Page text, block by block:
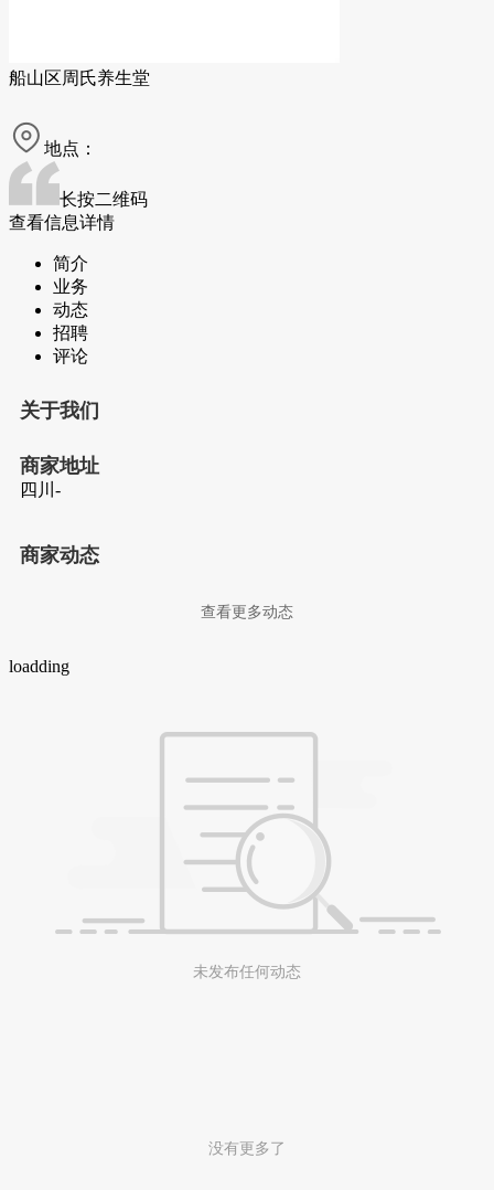
船山区周氏养生堂
地点：
长按二维码
查看信息详情
简介
业务
动态
招聘
评论
关于我们
商家地址
四川-
商家动态
查看更多动态
loadding
未发布任何动态
没有更多了